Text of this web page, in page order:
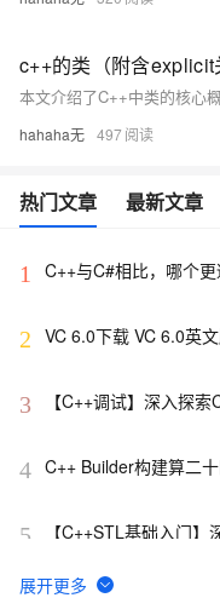
c++的类（附含explicit
hahaha无 497
热门文章 最新文章
1 C++与C#相比，哪个更
2 VC 6.0下载 VC 6.0英
3 【C++调试】深入探
4 C++ Builder构建算二
5
【C++STL基础入门
6
C++之MFC制作简单计